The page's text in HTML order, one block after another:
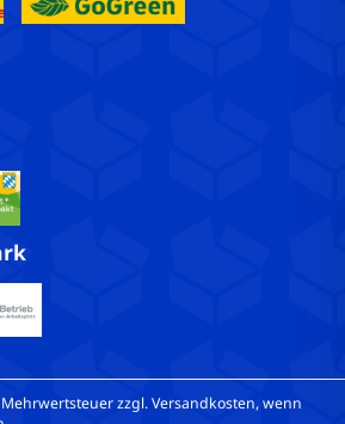
zzgl. Versandkosten, wenn